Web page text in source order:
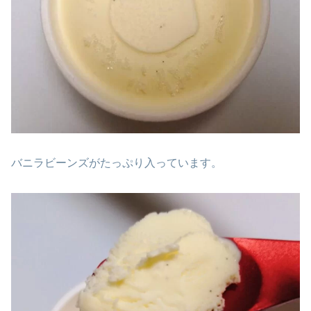
バニラビーンズがたっぷり入っています。